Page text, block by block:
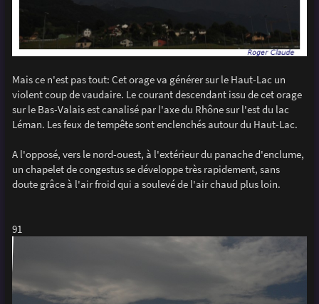
Mais ce n'est pas tout: Cet orage va générer sur le Haut-Lac un
violent coup de vaudaire. Le courant descendant issu de cet orage
sur le Bas-Valais est canalisé par l'axe du Rhône sur l'est du lac
Léman. Les feux de tempête sont enclenchés autour du Haut-Lac.
A l'opposé, vers le nord-ouest, à l'extérieur du panache d'enclume,
un chapelet de congestus se développe très rapidement, sans
doute grâce à l'air froid qui a soulevé de l'air chaud plus loin.
91